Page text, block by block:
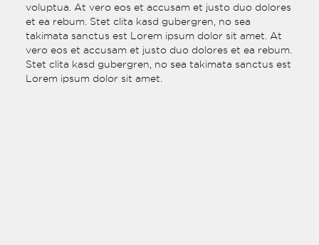
voluptua. At vero eos et accusam et justo duo dolores
et ea rebum. Stet clita kasd gubergren, no sea
takimata sanctus est Lorem ipsum dolor sit amet. At
vero eos et accusam et justo duo dolores et ea rebum.
Stet clita kasd gubergren, no sea takimata sanctus est
Lorem ipsum dolor sit amet.